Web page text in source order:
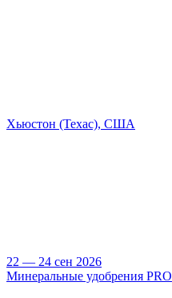
Хьюстон (Техас), США
22 — 24 сен 2026
Минеральные удобрения PRO